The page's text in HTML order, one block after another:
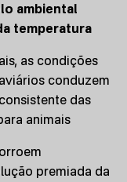
ambiental
temperatura
as condições
conduzem
das
animais
premiada da